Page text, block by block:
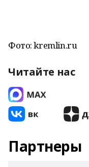
Фото: kremlin.ru
Читайте нас
Партнеры